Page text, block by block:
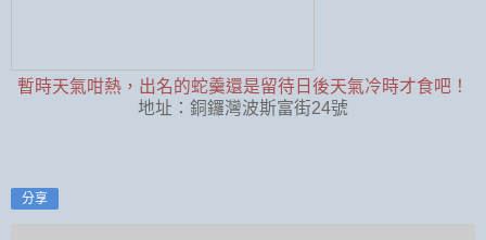
暫時天氣咁熱，出名的蛇羹還是留待日後天氣冷時才食吧！
地址：銅鑼灣波斯富街24號
分享